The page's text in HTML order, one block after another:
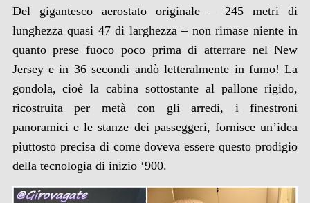
Del gigantesco aerostato originale – 245 metri di
lunghezza quasi 47 di larghezza – non rimase niente in
quanto prese fuoco poco prima di atterrare nel New
Jersey e in 36 secondi andò letteralmente in fumo! La
gondola, cioè la cabina sottostante al pallone rigido,
ricostruita per metà con gli arredi, i finestroni
panoramici e le stanze dei passeggeri, fornisce un’idea
piuttosto precisa di come doveva essere questo prodigio
della tecnologia di inizio ‘900.